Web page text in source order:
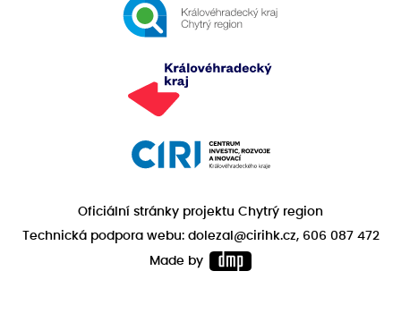
Oficiální stránky projektu Chytrý region
Technická podpora webu: dolezal@cirihk.cz, 606 087 472
Made by